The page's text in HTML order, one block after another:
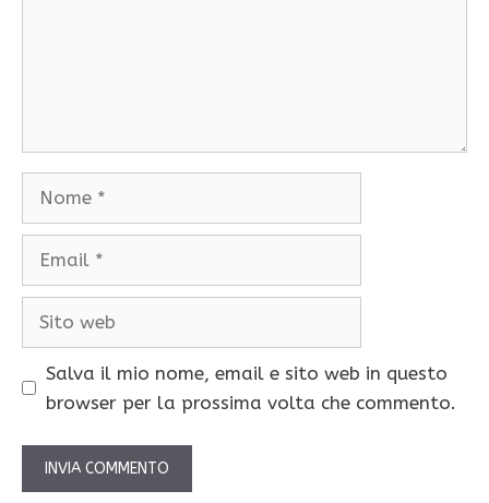
Salva il mio nome, email e sito web in questo
browser per la prossima volta che commento.